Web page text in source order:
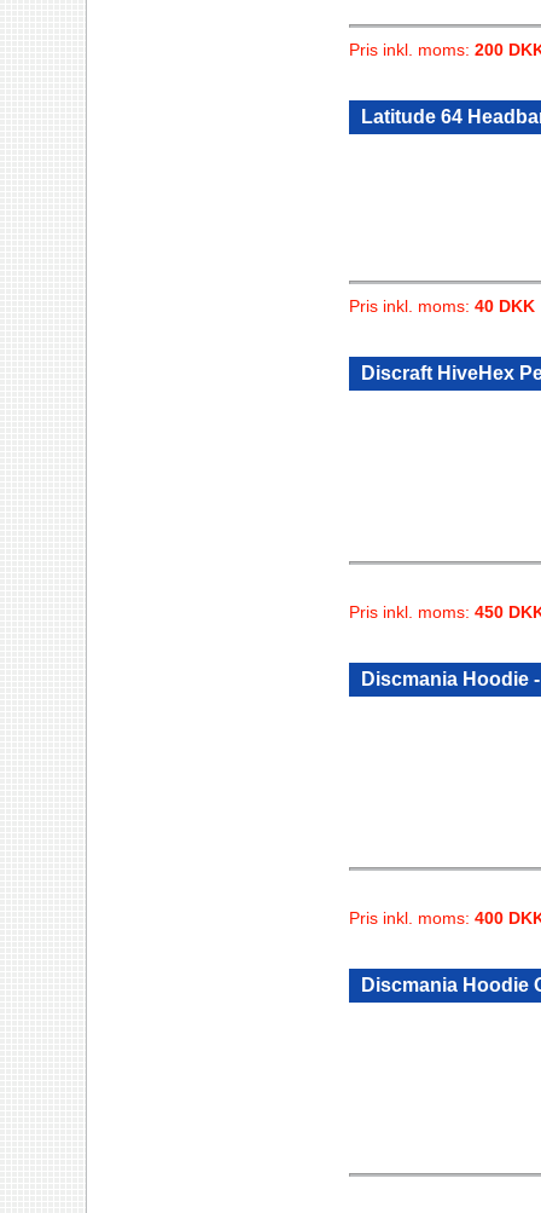
Pris inkl. moms: 200
Latitude 64
Pris inkl. moms: 40 DKK
Discraft HiveHex
Pris inkl. moms: 450
Discmania Hoodie
Pris inkl. moms: 400
Discmania Hoodie